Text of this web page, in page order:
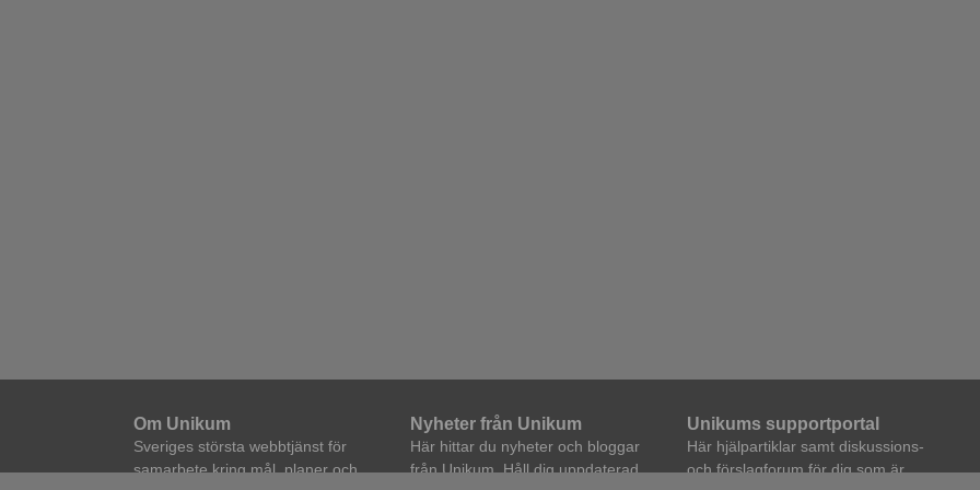
Om Unikum
Sveriges största webbtjänst för
samarbete kring mål, planer och
Nyheter från Unikum
Här hittar du nyheter och bloggar
från Unikum. Håll dig uppdaterad,
Unikums supportportal
Här hjälpartiklar samt diskussions-
och förslagforum för dig som är